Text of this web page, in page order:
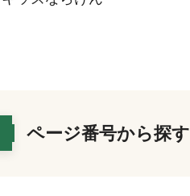
ページ番号から探す